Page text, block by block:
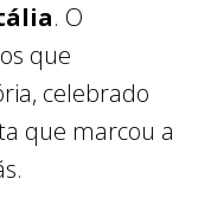
. O
que
celebrado
que marcou a